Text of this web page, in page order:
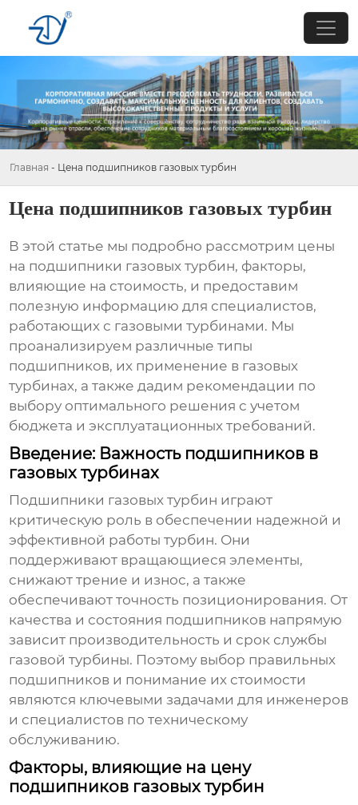
Главная - Цена подшипников газовых турбин
Цена подшипников газовых турбин
В этой статье мы подробно рассмотрим цены
на подшипники газовых турбин, факторы,
влияющие на стоимость, и предоставим
полезную информацию для специалистов,
работающих с газовыми турбинами. Мы
проанализируем различные типы
подшипников, их применение в газовых
турбинах, а также дадим рекомендации по
выбору оптимального решения с учетом
бюджета и эксплуатационных требований.
Введение: Важность подшипников в
газовых турбинах
Подшипники газовых турбин играют
критическую роль в обеспечении надежной и
эффективной работы турбин. Они
поддерживают вращающиеся элементы,
снижают трение и износ, а также
обеспечивают точность позиционирования. От
качества и состояния подшипников напрямую
зависит производительность и срок службы
газовой турбины. Поэтому выбор правильных
подшипников и понимание их стоимости
являются ключевыми задачами для инженеров
и специалистов по техническому
обслуживанию.
Факторы, влияющие на цену
подшипников газовых турбин